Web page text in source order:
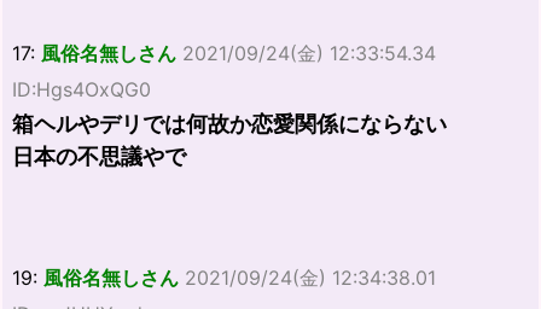
17: 風俗名無しさん 2021/09/24(金) 12:33:54.34
ID:Hgs4OxQG0
箱ヘルやデリでは何故か恋愛関係にならない
日本の不思議やで
19: 風俗名無しさん 2021/09/24(金) 12:34:38.01